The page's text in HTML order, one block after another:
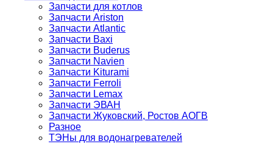
Запчасти для котлов
Запчасти Ariston
Запчасти Atlantic
Запчасти Baxi
Запчасти Buderus
Запчасти Navien
Запчасти Kiturami
Запчасти Ferroli
Запчасти Lemax
Запчасти ЭВАН
Запчасти Жуковский, Ростов АОГВ
Разное
ТЭНы для водонагревателей